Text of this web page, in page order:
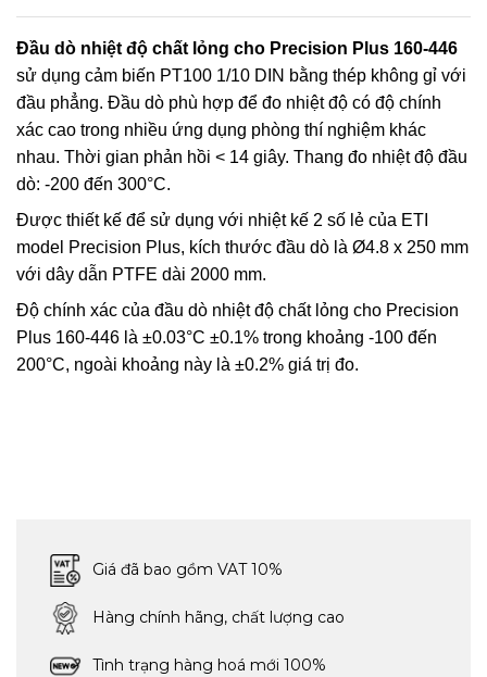
Đầu dò nhiệt độ chất lỏng cho Precision Plus 160-446
sử dụng cảm biến PT100 1/10 DIN bằng thép không gỉ với
đầu phẳng. Đầu dò phù hợp để đo nhiệt độ có độ chính
xác cao trong nhiều ứng dụng phòng thí nghiệm khác
nhau. Thời gian phản hồi < 14 giây. Thang đo nhiệt độ đầu
dò: -200 đến 300°C.
Được thiết kế để sử dụng với nhiệt kế 2 số lẻ của ETI
model Precision Plus, kích thước đầu dò là Ø4.8 x 250 mm
với dây dẫn PTFE dài 2000 mm.
Độ chính xác của đầu dò nhiệt độ chất lỏng cho Precision
Plus 160-446 là ±0.03°C ±0.1% trong khoảng -100 đến
200°C, ngoài khoảng này là ±0.2% giá trị đo.
Giá đã bao gồm VAT 10%
Hàng chính hãng, chất lượng cao
Tình trạng hàng hoá mới 100%